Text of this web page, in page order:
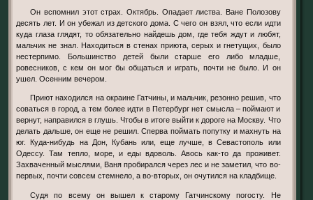
Он вспомнил этот страх. Октябрь. Опадает листва. Ване Полозову
десять лет. И он убежал из детского дома. С чего он взял, что если идти
куда глаза глядят, то обязательно найдешь дом, где тебя ждут и любят,
мальчик не знал. Находиться в стенах приюта, серых и гнетущих, было
нестерпимо. Большинство детей были старше его либо младше,
ровесников, с кем он мог бы общаться и играть, почти не было. И он
ушел. Осенним вечером.
Приют находился на окраине Гатчины, и мальчик, резонно решив, что
соваться в город, а тем более идти в Петербург нет смысла – поймают и
вернут, направился в глушь. Чтобы в итоге выйти к дороге на Москву. Что
делать дальше, он еще не решил. Сперва поймать попутку и махнуть на
юг. Куда-нибудь на Дон, Кубань или, еще лучше, в Севастополь или
Одессу. Там тепло, море, и еды вдоволь. Авось как-то да проживет.
Захваченный мыслями, Ваня пробирался через лес и не заметил, что во-
первых, почти совсем стемнело, а во-вторых, он очутился на кладбище.
Судя по всему он вышел к старому Гатчинскому погосту. Не